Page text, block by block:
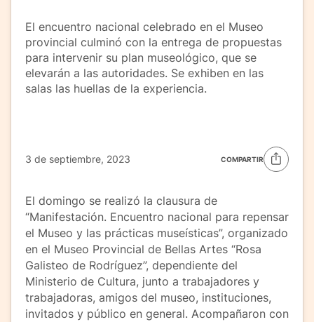
El encuentro nacional celebrado en el Museo
provincial culminó con la entrega de propuestas
para intervenir su plan museológico, que se
elevarán a las autoridades. Se exhiben en las
salas las huellas de la experiencia.
3 de septiembre, 2023 COMPARTIR
El domingo se realizó la clausura de
“Manifestación. Encuentro nacional para repensar
el Museo y las prácticas museísticas”, organizado
en el Museo Provincial de Bellas Artes “Rosa
Galisteo de Rodríguez”, dependiente del
Ministerio de Cultura, junto a trabajadores y
trabajadoras, amigos del museo, instituciones,
invitados y público en general. Acompañaron con